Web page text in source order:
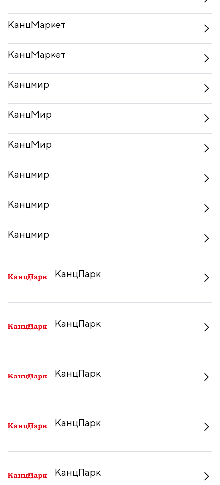
КанцМаркет
КанцМаркет
Канцмир
КанцМир
КанцМир
Канцмир
Канцмир
Канцмир
КанцПарк
КанцПарк
КанцПарк
КанцПарк
КанцПарк